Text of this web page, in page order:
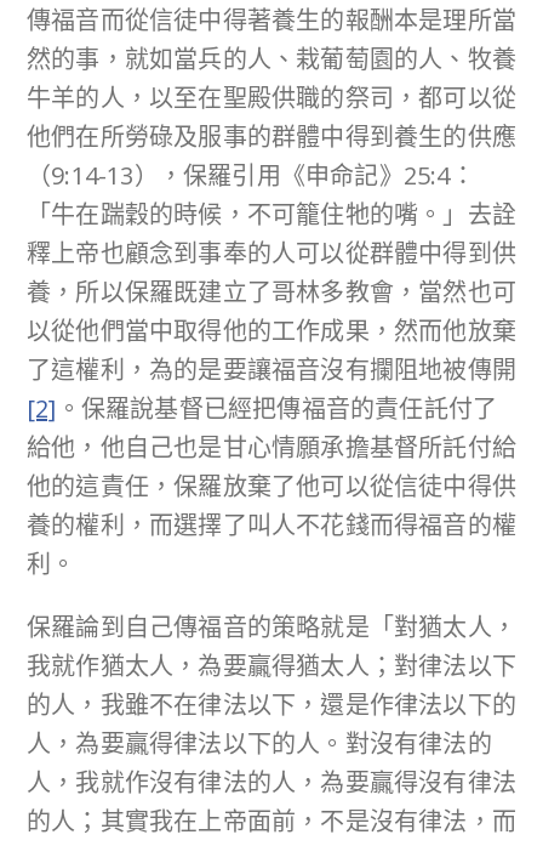
傳福音而從信徒中得著養生的報酬本是理所當
然的事，就如當兵的人、栽葡萄園的人、牧養
牛羊的人，以至在聖殿供職的祭司，都可以從
他們在所勞碌及服事的群體中得到養生的供應
（9:14-13），保羅引用《申命記》25:4：
「牛在踹穀的時候，不可籠住牠的嘴。」去詮
釋上帝也顧念到事奉的人可以從群體中得到供
養，所以保羅既建立了哥林多教會，當然也可
以從他們當中取得他的工作成果，然而他放棄
了這權利，為的是要讓福音沒有攔阻地被傳開
[2] 。保羅說基督已經把傳福音的責任託付了
給他，他自己也是甘心情願承擔基督所託付給
他的這責任，保羅放棄了他可以從信徒中得供
養的權利，而選擇了叫人不花錢而得福音的權
利。
保羅論到自己傳福音的策略就是「對猶太人，
我就作猶太人，為要贏得猶太人；對律法以下
的人，我雖不在律法以下，還是作律法以下的
人，為要贏得律法以下的人。對沒有律法的
人，我就作沒有律法的人，為要贏得沒有律法
的人；其實我在上帝面前，不是沒有律法，而